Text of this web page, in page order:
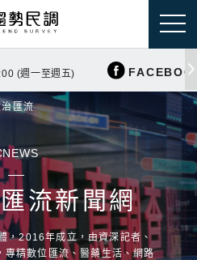
(週一至週五)
治匯流
流新聞網
，2016年成立，由資深記者、
專精數位匯流、醫藥生活、網路